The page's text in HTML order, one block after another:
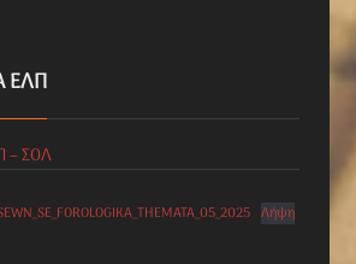
ΕΛΠ
– ΣΟΛ
Λήψη